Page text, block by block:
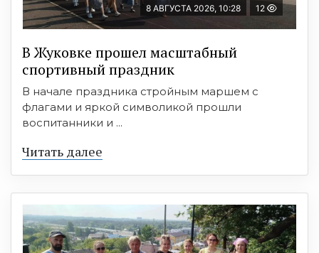
8 АВГУСТА 2026, 10:28 12
В Жуковке прошел масштабный
спортивный праздник
В начале праздника стройным маршем с
флагами и яркой символикой прошли
воспитанники и ...
Читать далее